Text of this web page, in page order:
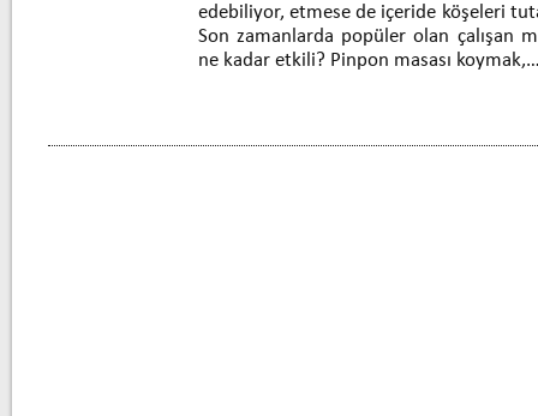
edebiliyor, etmese de içeride köşeleri
Son zamanlarda popüler olan çalışan
ne kadar etkili? Pinpon masası